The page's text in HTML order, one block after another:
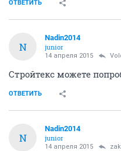
ОТВЕТИТЬ
N
Nadin2014
junior
14 апреля 2015
Стройтекс можете
ОТВЕТИТЬ
N
Nadin2014
junior
14 апреля 2015